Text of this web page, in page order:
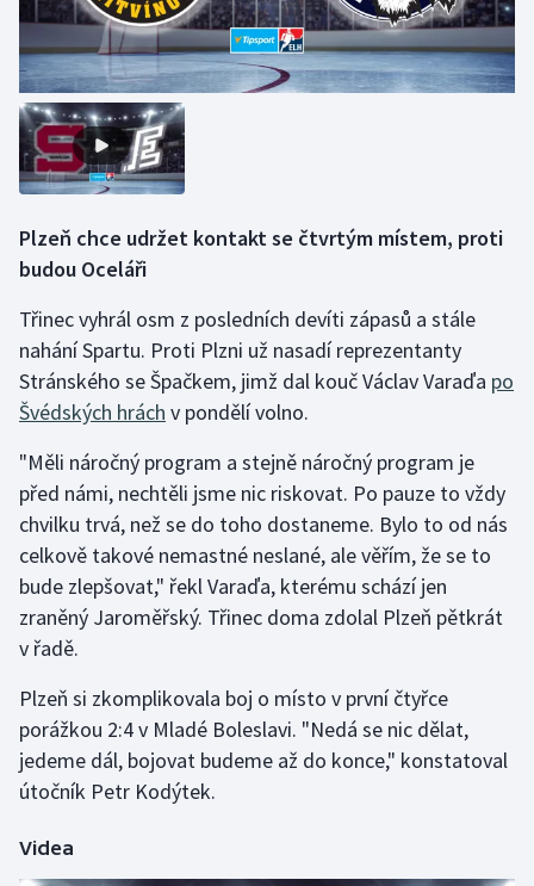
Plzeň chce udržet kontakt se čtvrtým místem, proti
budou Oceláři
Třinec vyhrál osm z posledních devíti zápasů a stále
nahání Spartu. Proti Plzni už nasadí reprezentanty
Stránského se Špačkem, jimž dal kouč Václav Varaďa po
Švédských hrách v pondělí volno.
"Měli náročný program a stejně náročný program je
před námi, nechtěli jsme nic riskovat. Po pauze to vždy
chvilku trvá, než se do toho dostaneme. Bylo to od nás
celkově takové nemastné neslané, ale věřím, že se to
bude zlepšovat," řekl Varaďa, kterému schází jen
zraněný Jaroměřský. Třinec doma zdolal Plzeň pětkrát
v řadě.
Plzeň si zkomplikovala boj o místo v první čtyřce
porážkou 2:4 v Mladé Boleslavi. "Nedá se nic dělat,
jedeme dál, bojovat budeme až do konce," konstatoval
útočník Petr Kodýtek.
Videa